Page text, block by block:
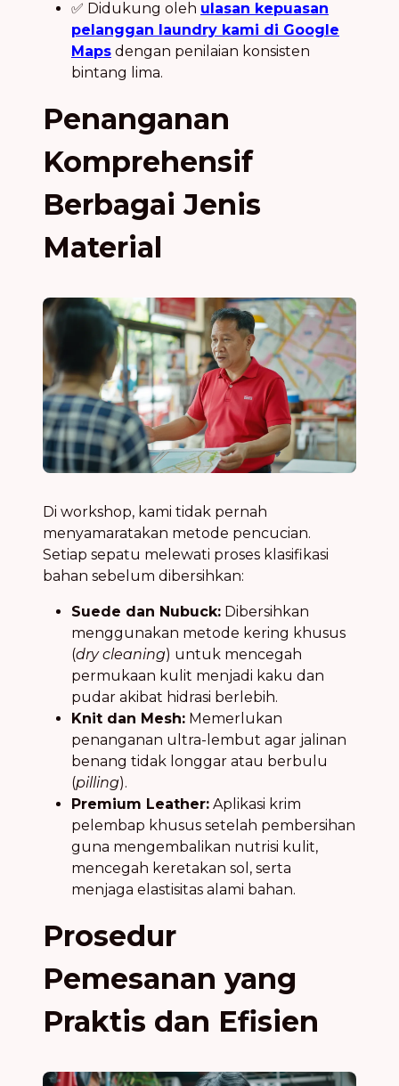
✅ Didukung oleh ulasan kepuasan
pelanggan laundry kami di Google
Maps dengan penilaian konsisten
bintang lima.
Penanganan
Komprehensif
Berbagai Jenis
Material
Di workshop, kami tidak pernah
menyamaratakan metode pencucian.
Setiap sepatu melewati proses klasifikasi
bahan sebelum dibersihkan:
Suede dan Nubuck: Dibersihkan
menggunakan metode kering khusus
(dry cleaning) untuk mencegah
permukaan kulit menjadi kaku dan
pudar akibat hidrasi berlebih.
Knit dan Mesh: Memerlukan
penanganan ultra-lembut agar jalinan
benang tidak longgar atau berbulu
(pilling).
Premium Leather: Aplikasi krim
pelembap khusus setelah pembersihan
guna mengembalikan nutrisi kulit,
mencegah keretakan sol, serta
menjaga elastisitas alami bahan.
Prosedur
Pemesanan yang
Praktis dan Efisien